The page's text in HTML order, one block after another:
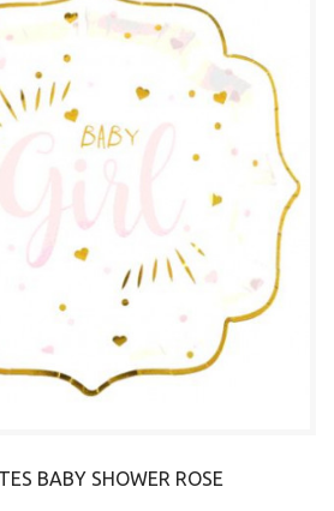
BABY SHOWER ROSE